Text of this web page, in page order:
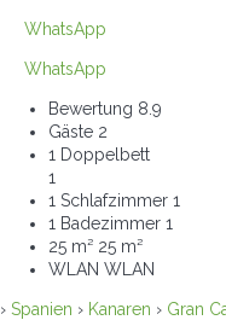
WhatsApp
WhatsApp
Bewertung 8.9
Gäste 2
1 Doppelbett
1
1 Schlafzimmer 1
1 Badezimmer 1
25 m² 25 m²
WLAN WLAN
› Spanien › Kanaren › Gran